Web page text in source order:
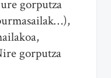
gorputza
gorputza